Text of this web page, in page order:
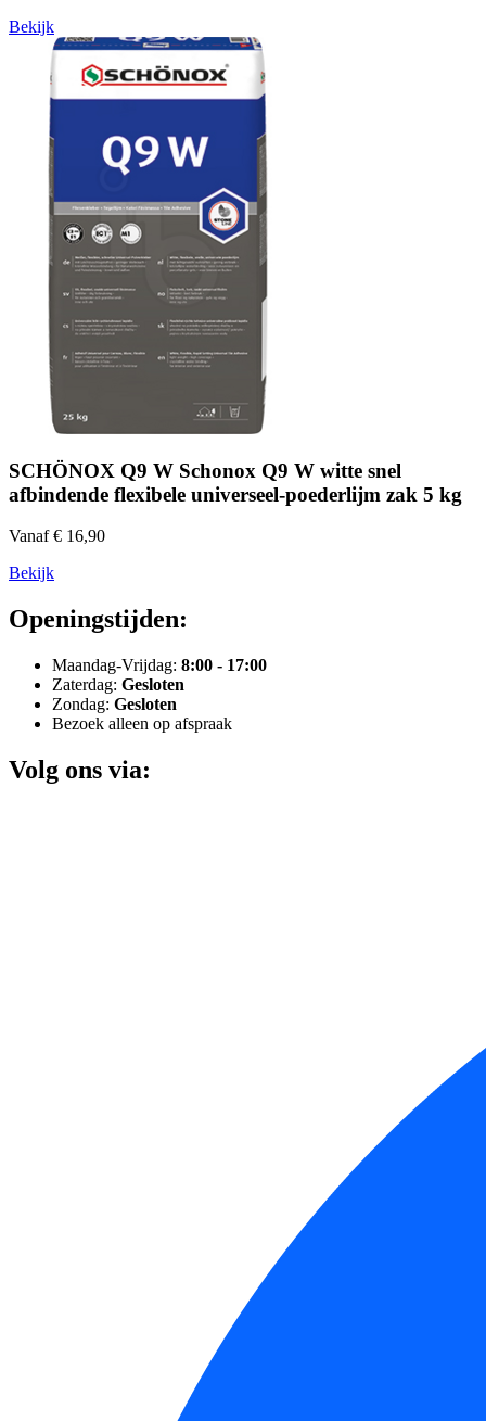
Bekijk
SCHÖNOX Q9 W Schonox Q9 W witte snel
afbindende flexibele universeel-poederlijm zak 5 kg
Vanaf € 16,90
Bekijk
Openingstijden:
Maandag-Vrijdag: 8:00 - 17:00
Zaterdag: Gesloten
Zondag: Gesloten
Bezoek alleen op afspraak
Volg ons via: